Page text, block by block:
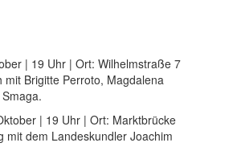
| 19 Uhr | Ort: Wilhelmstraße 7
mit Brigitte Perroto, Magdalena
| 19 Uhr | Ort: Marktbrücke
mit dem Landeskundler Joachim